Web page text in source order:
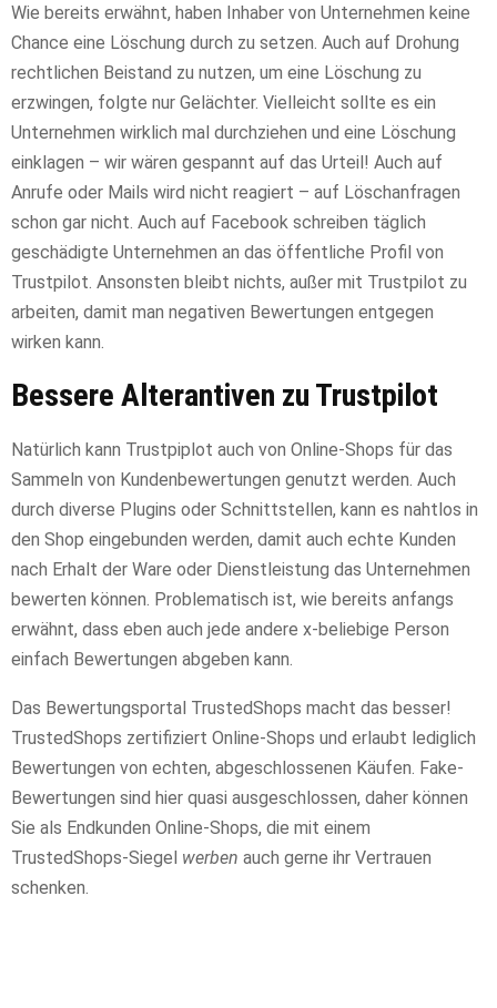
Wie bereits erwähnt, haben Inhaber von Unternehmen keine
Chance eine Löschung durch zu setzen. Auch auf Drohung
rechtlichen Beistand zu nutzen, um eine Löschung zu
erzwingen, folgte nur Gelächter. Vielleicht sollte es ein
Unternehmen wirklich mal durchziehen und eine Löschung
einklagen – wir wären gespannt auf das Urteil! Auch auf
Anrufe oder Mails wird nicht reagiert – auf Löschanfragen
schon gar nicht. Auch auf Facebook schreiben täglich
geschädigte Unternehmen an das öffentliche Profil von
Trustpilot. Ansonsten bleibt nichts, außer mit Trustpilot zu
arbeiten, damit man negativen Bewertungen entgegen
wirken kann.
Bessere Alterantiven zu Trustpilot
Natürlich kann Trustpiplot auch von Online-Shops für das
Sammeln von Kundenbewertungen genutzt werden. Auch
durch diverse Plugins oder Schnittstellen, kann es nahtlos in
den Shop eingebunden werden, damit auch echte Kunden
nach Erhalt der Ware oder Dienstleistung das Unternehmen
bewerten können. Problematisch ist, wie bereits anfangs
erwähnt, dass eben auch jede andere x-beliebige Person
einfach Bewertungen abgeben kann.
Das Bewertungsportal TrustedShops macht das besser!
TrustedShops zertifiziert Online-Shops und erlaubt lediglich
Bewertungen von echten, abgeschlossenen Käufen. Fake-
Bewertungen sind hier quasi ausgeschlossen, daher können
Sie als Endkunden Online-Shops, die mit einem
TrustedShops-Siegel werben auch gerne ihr Vertrauen
schenken.